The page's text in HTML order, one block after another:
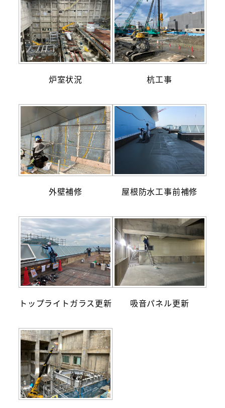
炉室状況 杭工事
外壁補修 屋根防水工事前補修
トップライトガラス更新 吸音パネル更新